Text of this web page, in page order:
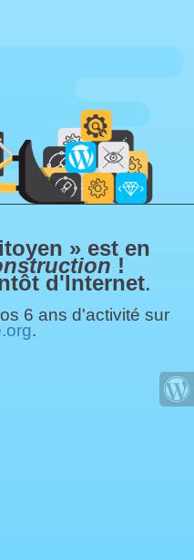
» est en
!
d'Internet.
6 ans d'activité sur
.